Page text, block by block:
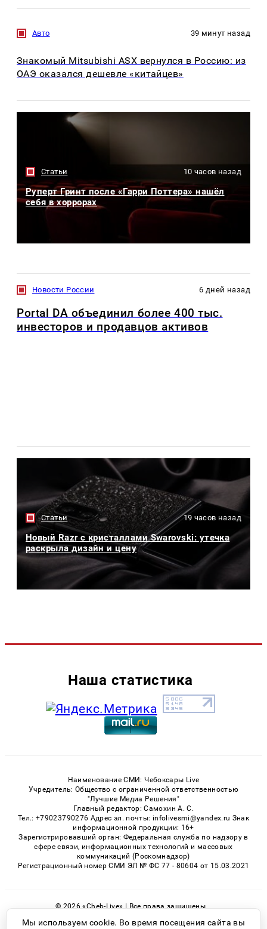
Авто 39 минут назад
Знакомый Mitsubishi ASX вернулся в Россию: из
ОАЭ оказался дешевле «китайцев»
Статьи 10 часов назад
Руперт Гринт после «Гарри Поттера» нашёл
себя в хоррорах
Новости России 6 дней назад
Portal DA объединил более 400 тыс.
инвесторов и продавцов активов
Статьи 19 часов назад
Новый Razr с кристаллами Swarovski: утечка
раскрыла дизайн и цену
Наша статистика
Наименование СМИ: Чебоксары Live
Учредитель: Общество с ограниченной ответственностью
"Лучшие Медиа Решения"
Главный редактор: Самохин А. С.
Тел.: +79023790276 Адрес эл. почты: infolivesmi@yandex.ru Знак
информационной продукции: 16+
Зарегистрировавший орган: Федеральная служба по надзору в
сфере связи, информационных технологий и массовых
коммуникаций (Роскомнадзор)
Регистрационный номер СМИ ЭЛ № ФС 77 - 80604 от 15.03.2021
© 2026 «Cheb-Live» | Все права защищены
Возрастная категория сайта 16+
Мы используем cookie. Во время посещения сайта вы